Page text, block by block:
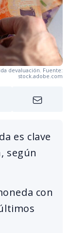
devaluación. Fuente:
stock.adobe.com
es clave
según
con